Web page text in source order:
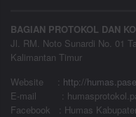
BAGIAN PROTOKOL DAN
Jl. RM. Noto Sunardi No. 01
Kalimantan Timur
Website
: http://
E-mail :
Facebook : Humas